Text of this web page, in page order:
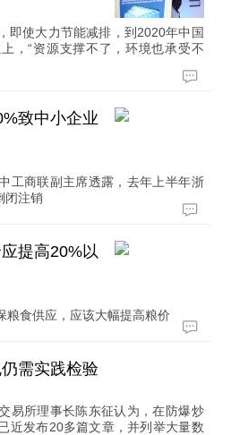
即使大力节能减排，到2020年中国
，“资源支撑不了，环境也承受不
致中小企业
工商联副主席透露，去年上半年浙
闭注销
提高20%以
粮食供应，应该大幅提高粮价
需实践检验
易所理事长陈东征认为，在防爆炒
近发布20多篇文章，并列举大量数